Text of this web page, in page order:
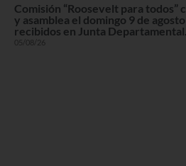
Comisión “Roosevelt para todos”
y asamblea el domingo 9 de
recibidos en Junta
05/08/26